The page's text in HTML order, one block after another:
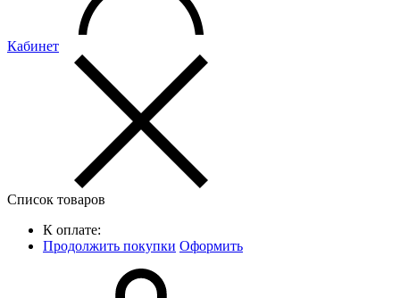
Кабинет
Список товаров
К оплате:
Продолжить покупки Оформить